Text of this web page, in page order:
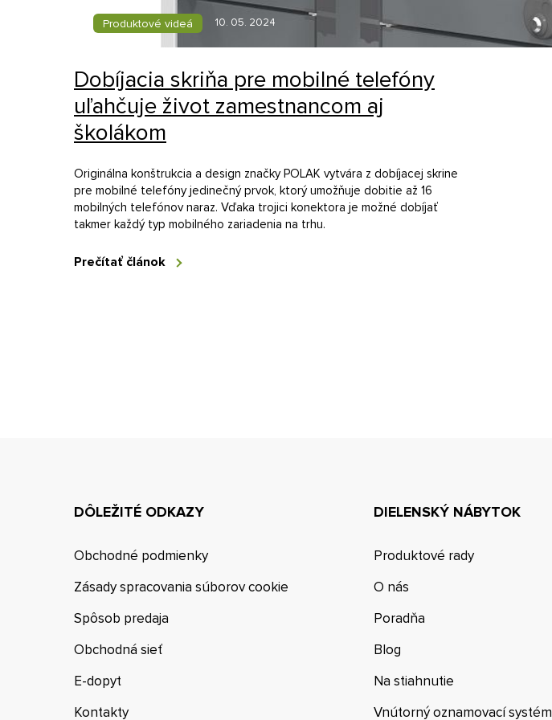
Produktové videá 10. 05. 2024
Dobíjacia skriňa pre mobilné telefóny
uľahčuje život zamestnancom aj
školákom
Originálna konštrukcia a design značky POLAK vytvára z dobíjacej skrine
pre mobilné telefóny jedinečný prvok, ktorý umožňuje dobitie až 16
mobilných telefónov naraz. Vďaka trojici konektora je možné dobíjať
takmer každý typ mobilného zariadenia na trhu.
Prečítať článok
DÔLEŽITÉ ODKAZY
Obchodné podmienky
Zásady spracovania súborov cookie
Spôsob predaja
Obchodná sieť
E-dopyt
Kontakty
DIELENSKÝ NÁBYTOK
Produktové rady
O nás
Poradňa
Blog
Na stiahnutie
Vnútorný oznamovací systém